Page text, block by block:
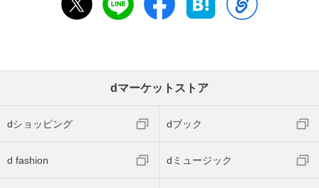
dマーケットストア
dショッピング dブック
d fashion dミュージック